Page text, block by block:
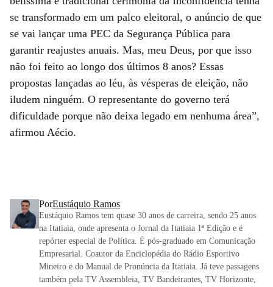
se transformado em um palco eleitoral, o anúncio de que
se vai lançar uma PEC da Segurança Pública para
garantir reajustes anuais. Mas, meu Deus, por que isso
não foi feito ao longo dos últimos 8 anos? Essas
propostas lançadas ao léu, às vésperas de eleição, não
iludem ninguém. O representante do governo terá
dificuldade porque não deixa legado em nenhuma área”,
afirmou Aécio.
PorEustáquio Ramos
Eustáquio Ramos tem quase 30 anos de carreira, sendo 25 anos
na Itatiaia, onde apresenta o Jornal da Itatiaia 1ª Edição e é
repórter especial de Política. É pós-graduado em Comunicação
Empresarial. Coautor da Enciclopédia do Rádio Esportivo
Mineiro e do Manual de Pronúncia da Itatiaia. Já teve passagens
também pela TV Assembleia, TV Bandeirantes, TV Horizonte,